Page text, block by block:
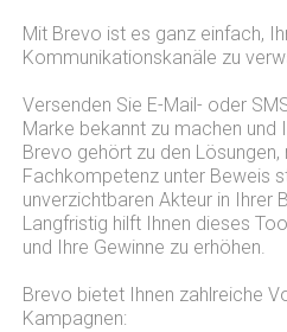
Mit Brevo ist es ganz einfach,
Kommunikationskanäle zu
Versenden Sie E-Mail- oder
Marke bekannt zu machen und
Brevo gehört zu den Lösungen,
Fachkompetenz unter Beweis
unverzichtbaren Akteur in Ihrer
Langfristig hilft Ihnen dieses
und Ihre Gewinne zu erhöhen.
Brevo bietet Ihnen zahlreiche
Kampagnen: